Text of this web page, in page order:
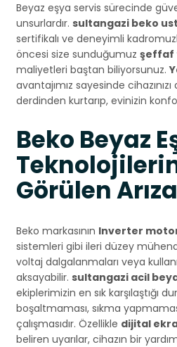
Beyaz eşya servis sürecinde
unsurlardır. sultangazi beko
sertifikalı ve deneyimli
öncesi size sunduğumuz şeffaf
maliyetleri baştan biliyorsunuz.
avantajımız sayesinde
derdinden kurtarıp, evinizin
Beko Beyaz
Görülen
Beko markasının Inverter
sistemleri gibi ileri düzey
voltaj dalgalanmaları veya
aksayabilir. sultangazi acil
ekiplerimizin en sık karşılaştığı
boşaltmaması, sıkma
çalışmasıdır. Özellikle dijital
beliren uyarılar, cihazın bir yardım